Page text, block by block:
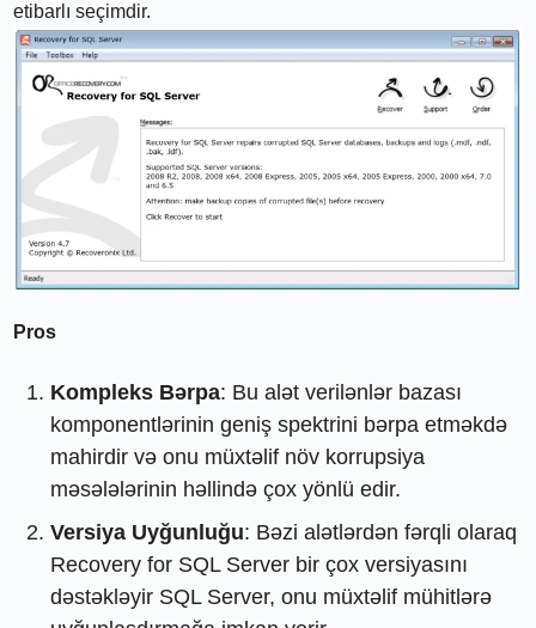
etibarlı seçimdir.
Pros
Kompleks Bərpa: Bu alət verilənlər bazası
komponentlərinin geniş spektrini bərpa etməkdə
mahirdir və onu müxtəlif növ korrupsiya
məsələlərinin həllində çox yönlü edir.
Versiya Uyğunluğu: Bəzi alətlərdən fərqli olaraq
Recovery for SQL Server bir çox versiyasını
dəstəkləyir SQL Server, onu müxtəlif mühitlərə